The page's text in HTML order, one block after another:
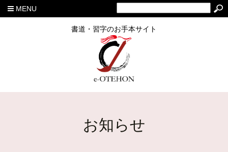
MENU
書道・習字のお手本サイト
お知らせ